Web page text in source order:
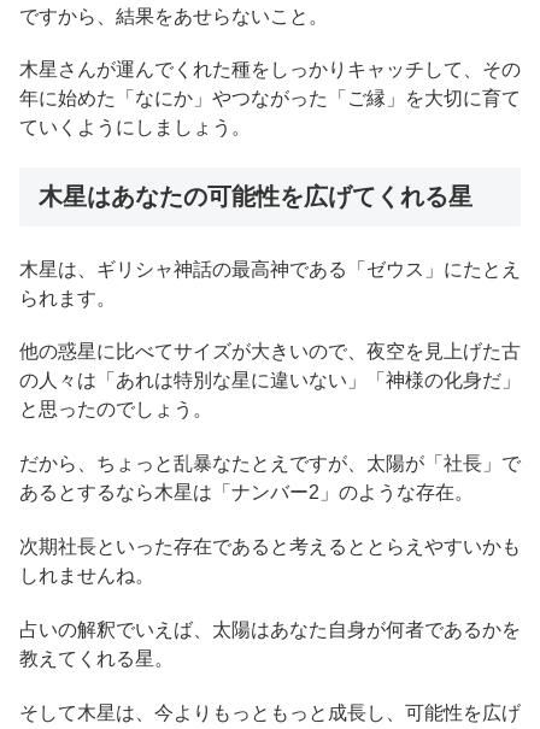
ですから、結果をあせらないこと。
木星さんが運んでくれた種をしっかりキャッチして、その
年に始めた「なにか」やつながった「ご縁」を大切に育て
ていくようにしましょう。
木星はあなたの可能性を広げてくれる星
木星は、ギリシャ神話の最高神である「ゼウス」にたとえ
られます。
他の惑星に比べてサイズが大きいので、夜空を見上げた古
の人々は「あれは特別な星に違いない」「神様の化身だ」
と思ったのでしょう。
だから、ちょっと乱暴なたとえですが、太陽が「社長」で
あるとするなら木星は「ナンバー2」のような存在。
次期社長といった存在であると考えるととらえやすいかも
しれませんね。
占いの解釈でいえば、太陽はあなた自身が何者であるかを
教えてくれる星。
そして木星は、今よりもっともっと成長し、可能性を広げ